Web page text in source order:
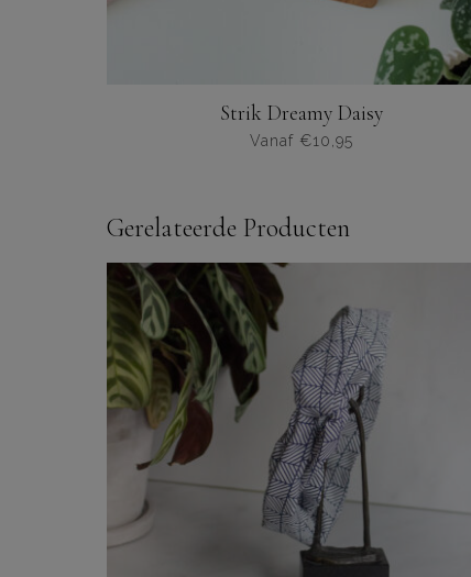
Strik Dreamy Daisy
Vanaf €10,95
meerdere
varianten.
opties
kunnen
worden
gekozen
op
productpagina
Gerelateerde Producten